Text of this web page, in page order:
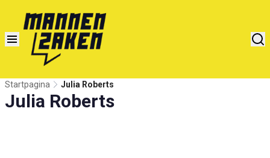
Startpagina Julia Roberts
Julia Roberts